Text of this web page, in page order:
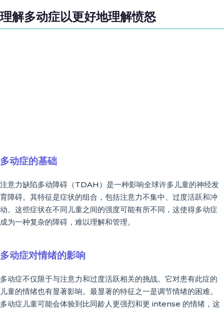
理解多动症以更好地理解愤怒
多动症的基础
注意力缺陷多动障碍（TDAH）是一种影响全球许多儿童的神经发
育障碍。其特征是症状的组合，包括注意力不集中、过度活跃和冲
动。这些症状在不同儿童之间的强度可能有所不同，这使得多动症
成为一种复杂的障碍，难以理解和管理。
多动症对情绪的影响
多动症不仅限于与注意力和过度活跃相关的挑战。它对患有此症的
儿童的情绪也有显著影响。最显著的特征之一是调节情绪的困难。
多动症儿童可能会体验到比同龄人更强烈和更 intense 的情绪，这